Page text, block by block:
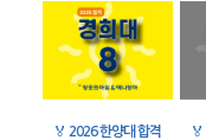
🏅 2026 한양대 합격 🏅